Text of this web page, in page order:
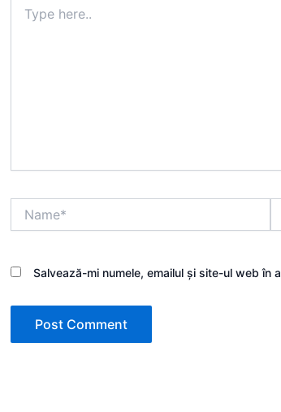
here..
Salvează-mi numele, emailul și site-ul web